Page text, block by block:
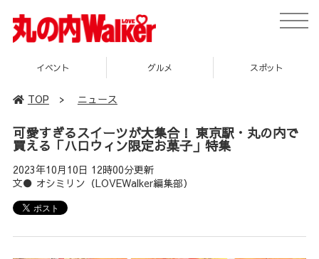
toggle
イベント グルメ スポット
TOP > ニュース
可愛すぎるスイーツが大集合！ 東京駅・丸の内で
買える「ハロウィン限定お菓子」特集
2023年10月10日 12時00分更新
文● オシミリン（LOVEWalker編集部）